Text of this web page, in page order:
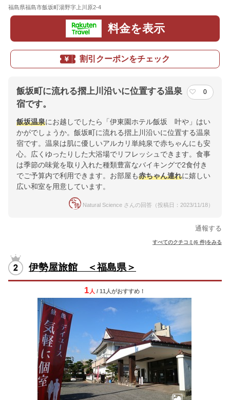
福島県福島市飯坂町湯野字上川原2-4
料金を表示
割引クーポンをチェック
飯坂町に流れる摺上川沿いに位置する温泉
宿です。
0
飯坂温泉にお越しでしたら「伊東園ホテル飯坂 叶や」はい
かがでしょうか。飯坂町に流れる摺上川沿いに位置する温泉
宿です。温泉は肌に優しいアルカリ単純泉で赤ちゃんにも安
心。広くゆったりした大浴場でリフレッシュできます。食事
は季節の味覚を取り入れた種類豊富なバイキングで2食付き
でご予算内で利用できます。お部屋も赤ちゃん連れに嬉しい
広い和室を用意しています。
Natural Science さんの回答（投稿日：2023/11/18）
通報する
すべてのクチコミ(6 件)をみる
伊勢屋旅館 ＜福島県＞
1 人 / 11人がおすすめ！